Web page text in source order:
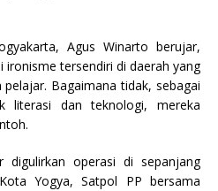
Agus Winarto berujar,
tersendiri di daerah yang
Bagaimana tidak, sebagai
literasi dan teknologi, mereka
digulirkan operasi di sepanjang
Yogya, Satpol PP bersama